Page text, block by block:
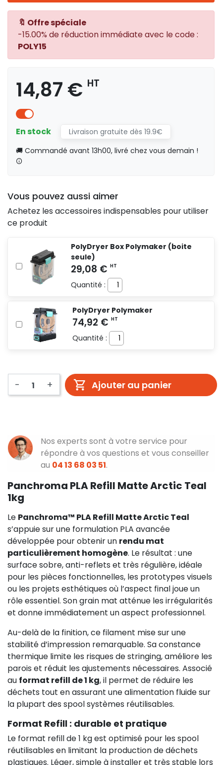
🔖 Offre spéciale
-15.00% de réduction immédiate avec le code :
POLY15
14,87 € HT
En stock
Livraison gratuite dès 19.9€
🚚 Commandé avant 13h00, livré chez vous demain !
Vous pouvez aussi aimer
Achetez les accessoires indispensables pour utiliser
ce produit
PolyDryer Box Polymaker (boite
seule)
Quantité :
PolyDryer Polymaker
Quantité :
- + Ajouter au panier
Nos experts sont à votre service pour
répondre à vos questions et vous conseiller
au 04 13 68 03 51.
Panchroma PLA Refill Matte Arctic Teal
1kg
Le Panchroma™ PLA Refill Matte Arctic Teal
s’appuie sur une formulation PLA avancée
développée pour obtenir un rendu mat
particulièrement homogène. Le résultat : une
surface sobre, anti-reflets et très régulière, idéale
pour les pièces fonctionnelles, les prototypes visuels
ou les projets esthétiques où l’aspect final joue un
rôle essentiel. Son grain mat atténue les irrégularités
et donne immédiatement un aspect professionnel.
Au-delà de la finition, ce filament mise sur une
stabilité d’impression remarquable. Sa constance
thermique limite les risques de stringing, améliore les
parois et réduit les ajustements nécessaires. Associé
au format refill de 1 kg, il permet de réduire les
déchets tout en assurant une alimentation fluide sur
la plupart des spool systèmes réutilisables.
Format Refill : durable et pratique
Le format refill de 1 kg est optimisé pour les spool
réutilisables en limitant la production de déchets
plastiques. Léger, simple à installer et très stable lors